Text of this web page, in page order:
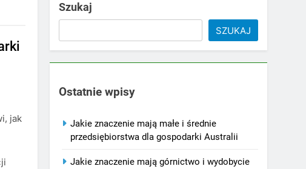
jak
Szukaj
SZUKAJ
Ostatnie wpisy
Jakie znaczenie mają małe i średnie
przedsiębiorstwa dla gospodarki Australii
Jakie znaczenie mają górnictwo i wydobycie